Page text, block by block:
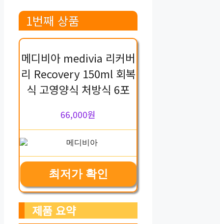
1번째 상품
메디비아 medivia 리커버
리 Recovery 150ml 회복
식 고영양식 처방식 6포
66,000원
최저가 확인
제품 요약